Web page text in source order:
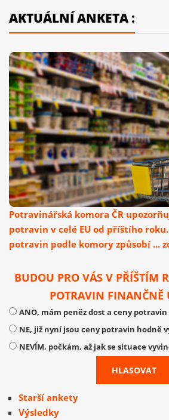
AKTUÁLNÍ ANKETA :
Potravinářská komora ČR
potravin v celé EU od příštího
potravin podle komory způsobí ...
BUDOU PRO VÁS V PŘÍŠTÍM
POTRAVIN FINANČNĚ
ANO, mám peněz dost a ceny
NE, již nyní jsou ceny potravin hodně
NEVÍM, počkám, až jak se situace
Starší ankety
Výsledky